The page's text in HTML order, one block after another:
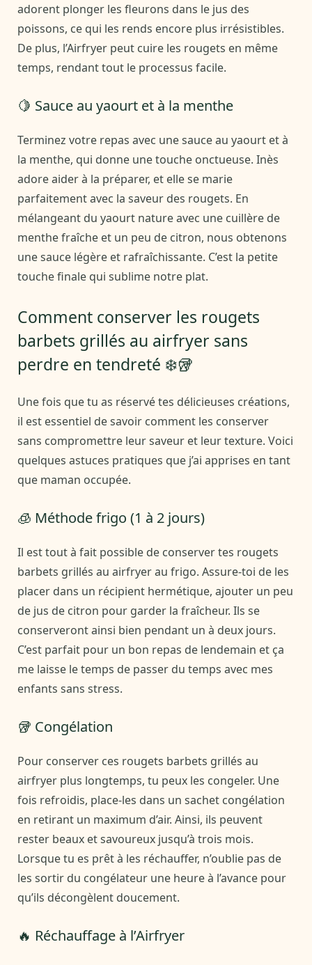
adorent plonger les fleurons dans le jus des
poissons, ce qui les rends encore plus irrésistibles.
De plus, l’Airfryer peut cuire les rougets en même
temps, rendant tout le processus facile.
🍋 Sauce au yaourt et à la menthe
Terminez votre repas avec une sauce au yaourt et à
la menthe, qui donne une touche onctueuse. Inès
adore aider à la préparer, et elle se marie
parfaitement avec la saveur des rougets. En
mélangeant du yaourt nature avec une cuillère de
menthe fraîche et un peu de citron, nous obtenons
une sauce légère et rafraîchissante. C’est la petite
touche finale qui sublime notre plat.
Comment conserver les rougets
barbets grillés au airfryer sans
perdre en tendreté ❄️🥡
Une fois que tu as réservé tes délicieuses créations,
il est essentiel de savoir comment les conserver
sans compromettre leur saveur et leur texture. Voici
quelques astuces pratiques que j’ai apprises en tant
que maman occupée.
🧊 Méthode frigo (1 à 2 jours)
Il est tout à fait possible de conserver tes rougets
barbets grillés au airfryer au frigo. Assure-toi de les
placer dans un récipient hermétique, ajouter un peu
de jus de citron pour garder la fraîcheur. Ils se
conserveront ainsi bien pendant un à deux jours.
C’est parfait pour un bon repas de lendemain et ça
me laisse le temps de passer du temps avec mes
enfants sans stress.
🥡 Congélation
Pour conserver ces rougets barbets grillés au
airfryer plus longtemps, tu peux les congeler. Une
fois refroidis, place-les dans un sachet congélation
en retirant un maximum d’air. Ainsi, ils peuvent
rester beaux et savoureux jusqu’à trois mois.
Lorsque tu es prêt à les réchauffer, n’oublie pas de
les sortir du congélateur une heure à l’avance pour
qu’ils décongèlent doucement.
🔥 Réchauffage à l’Airfryer